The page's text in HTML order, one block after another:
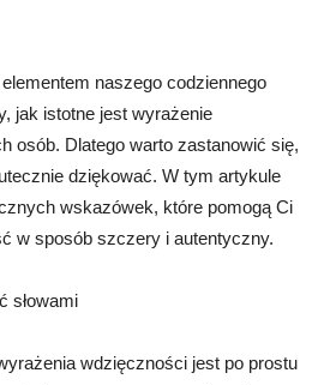
naszego codziennego
jak istotne jest wyrażenie
osób. Dlatego warto zastanowić się,
dziękować. W tym artykule
wskazówek, które pomogą Ci
w sposób szczery i autentyczny.
słowami
wdzięczności jest po prostu